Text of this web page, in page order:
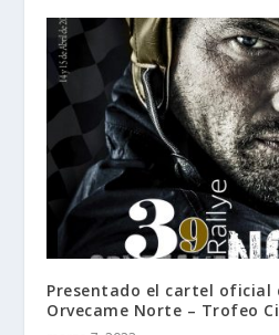
Presentado el cartel oficial
Orvecame Norte – Trofeo
marzo 7, 2023